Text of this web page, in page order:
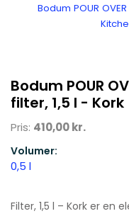
Bodum POUR
Bodum POUR
filter, 1,5 l - Kork
Pris: 410,00 kr.
Volumer:
0,5 l
Filter, 1,5 l – Kork er en